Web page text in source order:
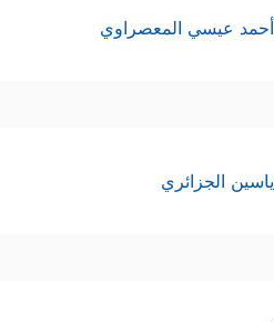
أحمد عيسي المعصراوي
ياسين الجزائري